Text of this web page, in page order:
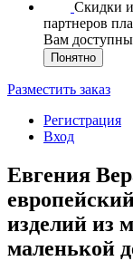
Скидки и
партнеров
Вам
Понятно
Разместить заказ
Регистрация
Вход
Евгения
изделий из
маленькой